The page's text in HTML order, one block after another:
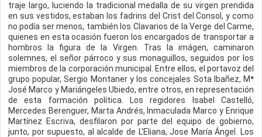
traje largo, luciendo la tradicional medalla de su virgen prendida
en sus vestidos, estaban los fadrins del Crist del Consol, y como
no podía ser menos, también los Clavarios de la Verge del Carme,
quienes en esta ocasión fueron los encargados de transportar a
hombros la figura de la Virgen. Tras la imágen, caminaron
solemnes, el señor párroco y sus monaguillos, seguidos por los
miembros de la corporación municipal. Entre ellos, el portavoz del
grupo popular, Sergio Montaner y los concejales Sota Ibañez, Mª
José Marco y Mariángeles Ubiedo, entre otros, en representación
de esta formación política. Los regidores Isabel Castelló,
Mercedes Berenguer, Marta Andrés, Inmaculada Marco y Enrique
Martínez Escriva, desfilaron por parte del equipo de gobierno,
junto, por supuesto, al alcalde de L'Eliana, Jose María Ángel. Los